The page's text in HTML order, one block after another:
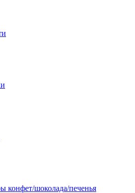
конфет/шоколада/печенья